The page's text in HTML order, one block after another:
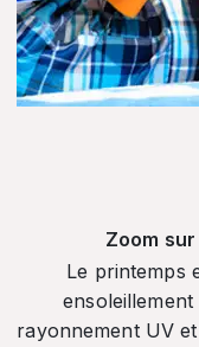
Zoom
Le printemps
rayonnement UV